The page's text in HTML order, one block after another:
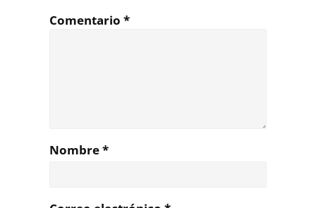
Comentario *
Nombre*